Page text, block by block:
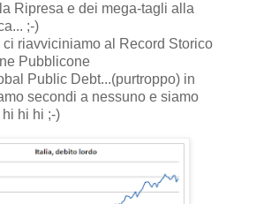
Ripresa e dei mega-tagli alla
;-)
riavviciniamo al Record Storico
Pubblicone
Public Debt...(purtroppo) in
secondi a nessuno e siamo
hi hi ;-)